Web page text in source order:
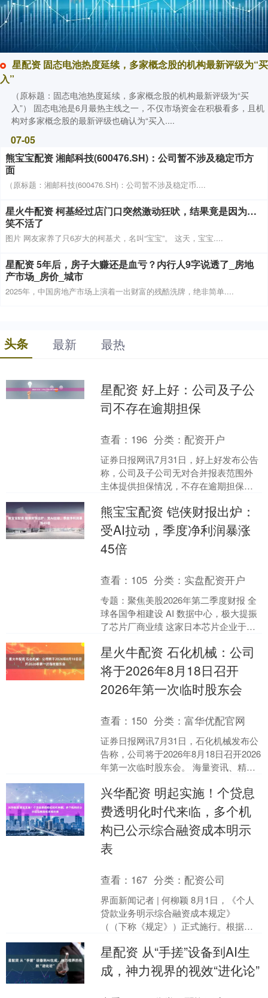
星配资 固态电池热度延续，多家概念股的机构最新评级为“买
入”
（原标题：固态电池热度延续，多家概念股的机构最新评级为“买
入”） 固态电池是6月最热主线之一，不仅市场资金在积极看多，且机
构对多家概念股的最新评级也确认为“买入....
07-05
熊宝宝配资 湘邮科技(600476.SH)：公司暂不涉及稳定币方
面
（原标题：湘邮科技(600476.SH)：公司暂不涉及稳定币....
星火牛配资 柯基经过店门口突然激动狂吠，结果竟是因为…
笑不活了
图片 网友家养了只6岁大的柯基犬，名叫“宝宝”。 这天，宝宝....
星配资 5年后，房子大赚还是血亏？内行人9字说透了_房地
产市场_房价_城市
2025年，中国房地产市场上演着一出财富的残酷洗牌，绝非简单....
头条 最新 最热
星配资 好上好：公司及子公
司不存在逾期担保
查看： 196 分类：配资开户
证券日报网讯7月31日，好上好发布公告
称，公司及子公司无对合并报表范围外
主体提供担保情况，不存在逾期担保、
诉而应承担损失的情形....
熊宝宝配资 铠侠财报出炉：
受AI拉动，季度净利润暴涨
45倍
查看： 105 分类： 实盘配资开户
专题：聚焦美股2026年第二季度财报 全
球各国争相建设 AI 数据中心，极大提振
了芯片厂商业绩 这家日本芯片企业于周
度净利....
星火牛配资 石化机械：公司
将于2026年8月18日召开
2026年第一次临时股东会
查看： 150 分类：富华优配官网
证券日报网讯7月31日，石化机械发布公
告称，公司将于2026年8月18日召开2026
年第一次临时股东会。 海量资讯、精准
兴华配资 明起实施！个贷息
费透明化时代来临，多个机
构已公示综合融资成本明示
表
查看： 167 分类：配资公司
界面新闻记者 | 何柳颖 8月1日，《个人
贷款业务明示综合融资成本规定》
（（下称《规定》）正式施行。根据规
向借款人展示综合融资....
星配资 从“手搓”设备到AI生
成，神力视界的视效“进化论”